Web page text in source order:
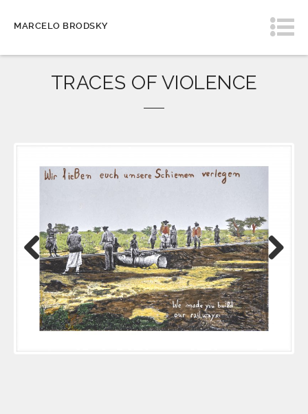
MARCELO BRODSKY
TRACES OF VIOLENCE
Previous Next